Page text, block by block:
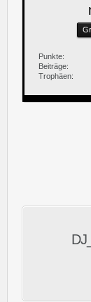
Punkte
Beiträge
Trophäen